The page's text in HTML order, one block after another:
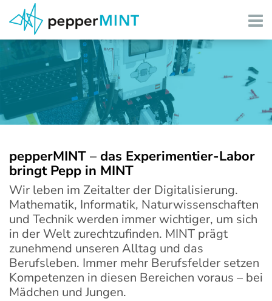
Angebote Schulen
Angebote Freizeit
Angebote Coaching
Partner/Gönner
Kontakt/Infos
Medien
pepperMINT – das Experimentier-Labor
bringt Pepp in MINT
Wir leben im Zeitalter der Digitalisierung.
Mathematik, Informatik, Naturwissenschaften
und Technik werden immer wichtiger, um sich
in der Welt zurechtzufinden. MINT prägt
zunehmend unseren Alltag und das
Berufsleben. Immer mehr Berufsfelder setzen
Kompetenzen in diesen Bereichen voraus – bei
Mädchen und Jungen.